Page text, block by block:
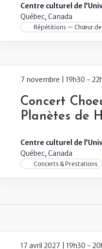
Centre culturel de
Québec, Canada
Répétitions — Chœur de
Concert
Planètes de
7 novembre | 19h30 -
Centre culturel de
Québec, Canada
Concerts & Prestations
17 avril 2027 | 19h30 -